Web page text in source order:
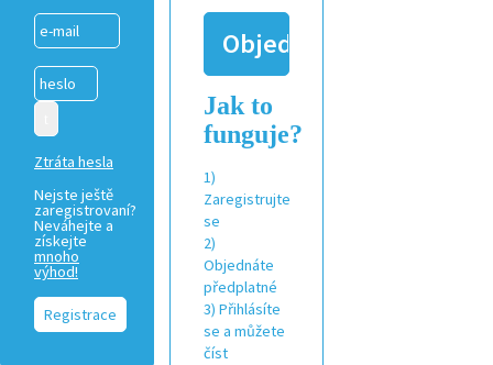
Ztráta hesla
Nejste ještě
zaregistrovaní?
Neváhejte a
získejte
mnoho
výhod!
Registrace
Objednat
Jak to
funguje?
1)
Zaregistrujte
se
2)
Objednáte
předplatné
3) Přihlásíte
se a můžete
číst